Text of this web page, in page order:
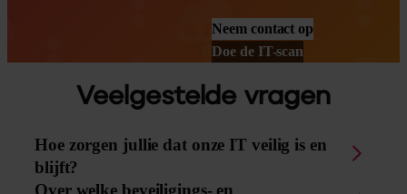
Neem contact op
Doe de IT-scan
Veelgestelde vragen
Hoe zorgen jullie dat onze IT veilig is en
blijft?
Over welke beveiligings- en